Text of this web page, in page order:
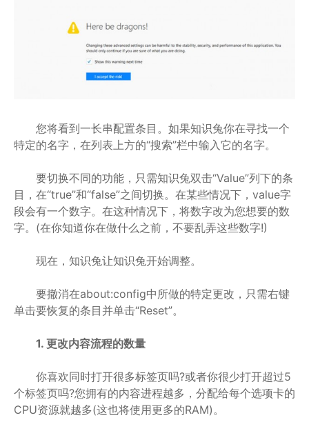
您将看到一长串配置条目。如果知识兔你在寻找一个
特定的名字，在列表上方的“搜索”栏中输入它的名字。
要切换不同的功能，只需知识兔双击“Value”列下的条
目，在“true”和“false”之间切换。在某些情况下，value字
段会有一个数字。在这种情况下，将数字改为您想要的数
字。(在你知道你在做什么之前，不要乱弄这些数字!)
现在，知识兔让知识兔开始调整。
要撤消在about:config中所做的特定更改，只需右键
单击要恢复的条目并单击“Reset”。
1. 更改内容流程的数量
你喜欢同时打开很多标签页吗?或者你很少打开超过5
个标签页吗?您拥有的内容进程越多，分配给每个选项卡的
CPU资源就越多(这也将使用更多的RAM)。